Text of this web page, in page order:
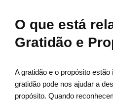
O que está
Gratidão e
A gratidão e o propósito
gratidão pode nos ajudar a
propósito. Quando